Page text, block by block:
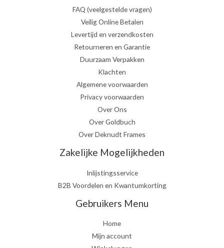
FAQ (veelgestelde vragen)
Veilig Online Betalen
Levertijd en verzendkosten
Retourneren en Garantie
Duurzaam Verpakken
Klachten
Algemene voorwaarden
Privacy voorwaarden
Over Ons
Over Goldbuch
Over Deknudt Frames
Zakelijke Mogelijkheden
Inlijstingsservice
B2B Voordelen en Kwantumkorting
Gebruikers Menu
Home
Mijn account